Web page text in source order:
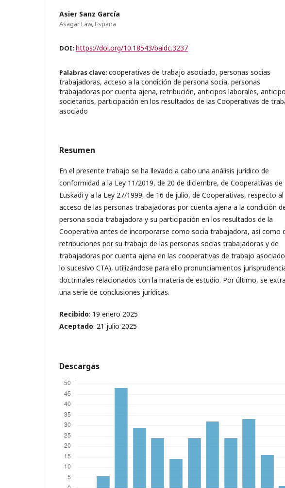
Asier Sanz García
Asagar Law, España
DOI: https://doi.org/10.18543/baidc.3237
Palabras clave: cooperativas de trabajo asociado, personas socias
trabajadoras, acceso a la condición de persona socia, personas
trabajadoras por cuenta ajena, retribución, anticipos laborales,
societarios, participación en los resultados de las Cooperativas de
asociado
Resumen
En el presente trabajo se ha llevado a cabo una análisis jurídico de
conformidad a la Ley 11/2019, de 20 de diciembre, de Cooperativas de
Euskadi y a la Ley 27/1999, de 16 de julio, de Cooperativas, respecto al
acceso de las personas trabajadoras por cuenta ajena a la condición
persona socia trabajadora y su participación en los resultados de la
Cooperativa antes de incorporarse como socia trabajadora, así como
retribuciones por su trabajo de las personas socias trabajadoras y de
trabajadoras por cuenta ajena en las cooperativas de trabajo
lo sucesivo CTA), utilizándose para ello pronunciamientos
doctrinales relacionados con la materia de estudio. Por último, se
una serie de conclusiones jurídicas.
Recibido: 19 enero 2025
Aceptado: 21 julio 2025
Descargas